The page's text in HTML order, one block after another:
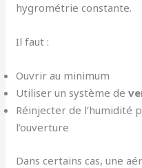
hygrométrie constante.
Il faut :
Ouvrir au minimum
Utiliser un système de
Réinjecter de l’humidité
l’ouverture
Dans certains cas, une